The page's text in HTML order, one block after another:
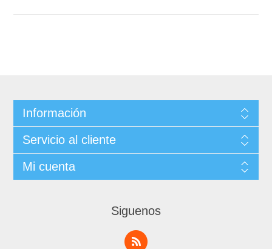
Información
Servicio al cliente
Mi cuenta
Siguenos